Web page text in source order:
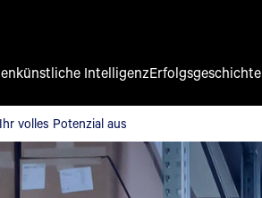
Potenzial aus
künstliche Intelligenz
volles Potenzial aus